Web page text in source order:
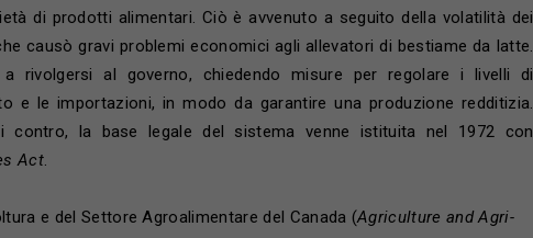
di prodotti alimentari. Ciò è avvenuto a seguito della volatilità dei
causò gravi problemi economici agli allevatori di bestiame da latte.
rivolgersi al governo, chiedendo misure per regolare i livelli di
e le importazioni, in modo da garantire una produzione redditizia.
la base legale del sistema venne istituita nel 1972 con
Act.
e del Settore Agroalimentare del Canada (Agriculture and Agri-